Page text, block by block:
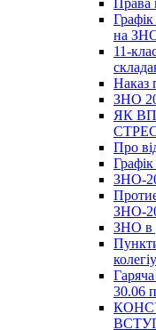
Права
на
11-
Наказ
ЗНО
ЯК
Про
ЗНО-
ЗНО-
ЗНО в
30.06